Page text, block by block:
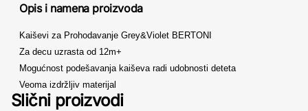
Opis i namena proizvoda
Kaiševi za Prohodavanje Grey&Violet BERTONI
Za decu uzrasta od 12m+
Mogućnost podešavanja kaiševa radi udobnosti deteta
Veoma izdržljiv materijal
Slični proizvodi